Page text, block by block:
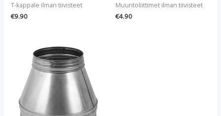
T-kappale ilman tiivisteet
€9.90
Muuntoliittimet ilman tiivisteet
€4.90